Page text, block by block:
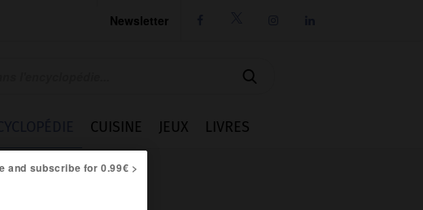
Newsletter

CUISINE JEUX LIVRES
and subscribe for 0.99€ >